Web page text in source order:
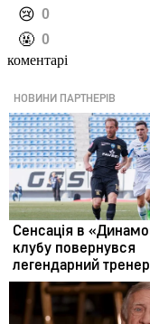
️😢 0
️🤬 0
коментарі